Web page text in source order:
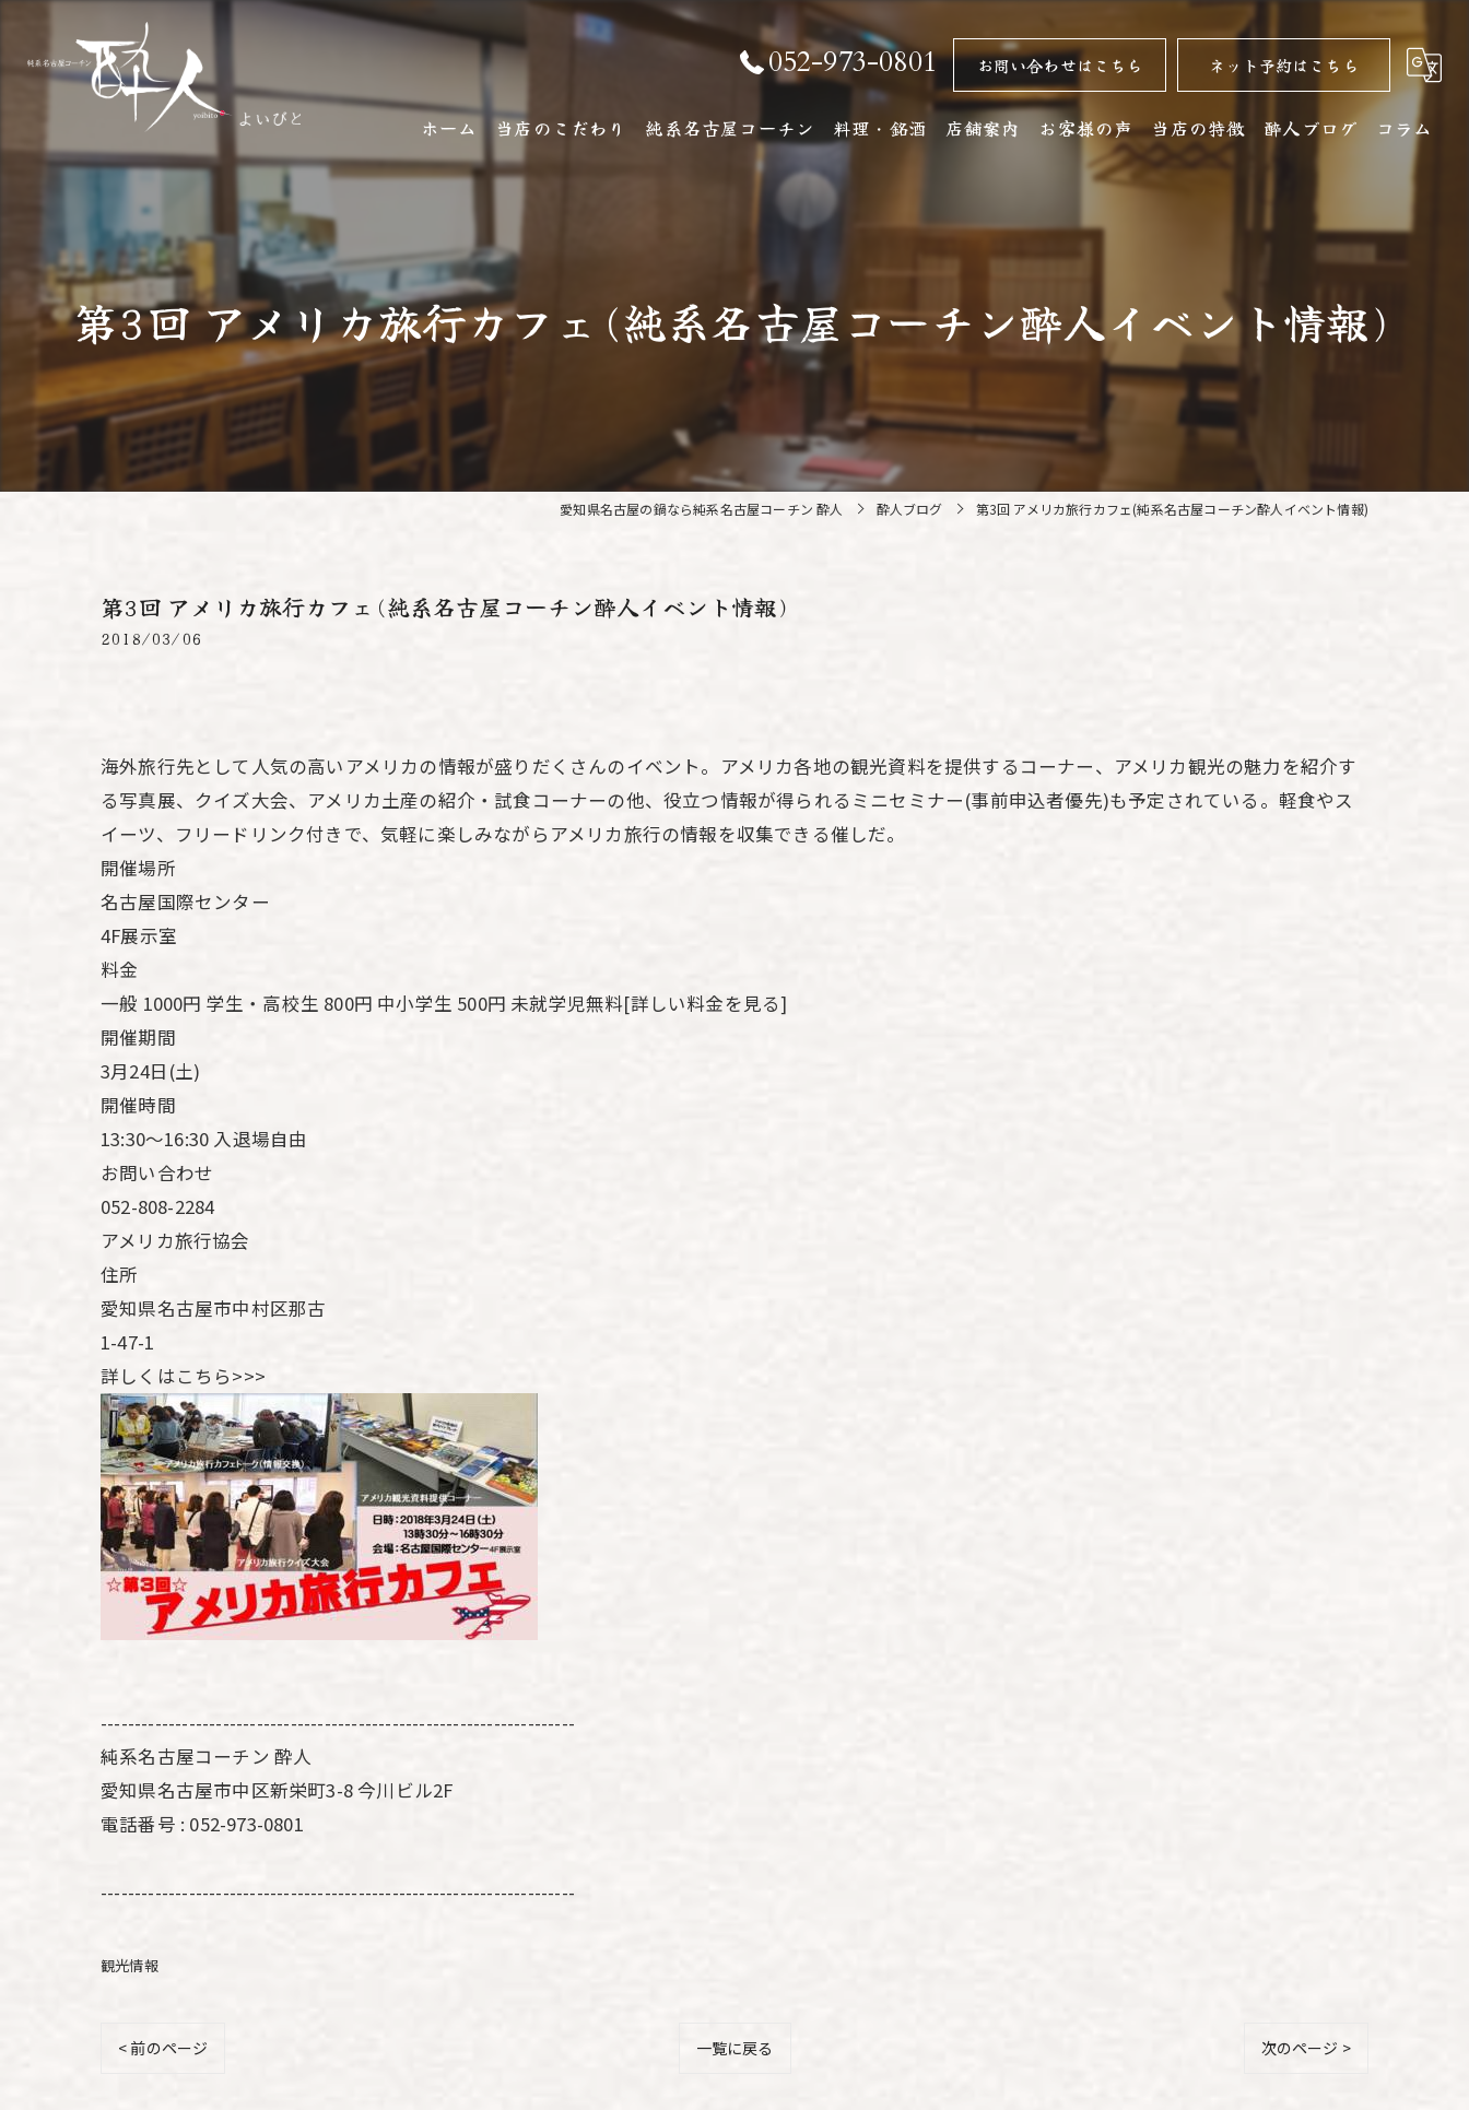
052-973-0801 お問い合わせはこちら ネット予約はこちら
ホーム 当店のこだわり 純系名古屋コーチン
純系名古屋コーチンとは
料理・銘酒
厳選銘酒・地元の銘酒
その他ドリンク
店舗案内
アクセス
お客様の声 当店の特徴
コース
ディナー
酔人ブログ コラム
第3回 アメリカ旅行カフェ(純系名古屋コーチン酔人イベント情報)
愛知県名古屋の鍋なら純系名古屋コーチン 酔人 酔人ブログ 第3回 アメリカ旅行カフェ(純系名古屋コーチン酔人イベント情報)
第3回 アメリカ旅行カフェ(純系名古屋コーチン酔人イベント情報)
2018/03/06
海外旅行先として人気の高いアメリカの情報が盛りだくさんのイベント。アメリカ各地の観光資料を提供するコーナー、アメリカ観光の魅力を紹介す
る写真展、クイズ大会、アメリカ土産の紹介・試食コーナーの他、役立つ情報が得られるミニセミナー(事前申込者優先)も予定されている。軽食やス
イーツ、フリードリンク付きで、気軽に楽しみながらアメリカ旅行の情報を収集できる催しだ。
開催場所
名古屋国際センター
4F展示室
料金
一般 1000円 学生・高校生 800円 中小学生 500円 未就学児無料[詳しい料金を見る]
開催期間
3月24日(土)
開催時間
13:30～16:30 入退場自由
お問い合わせ
052-808-2284
アメリカ旅行協会
住所
愛知県名古屋市中村区那古
1-47-1
詳しくはこちら>>>
----------------------------------------------------------------------
純系名古屋コーチン 酔人
愛知県名古屋市中区新栄町3-8 今川ビル2F
電話番号 : 052-973-0801
----------------------------------------------------------------------
観光情報
< 前のページ 一覧に戻る 次のページ >